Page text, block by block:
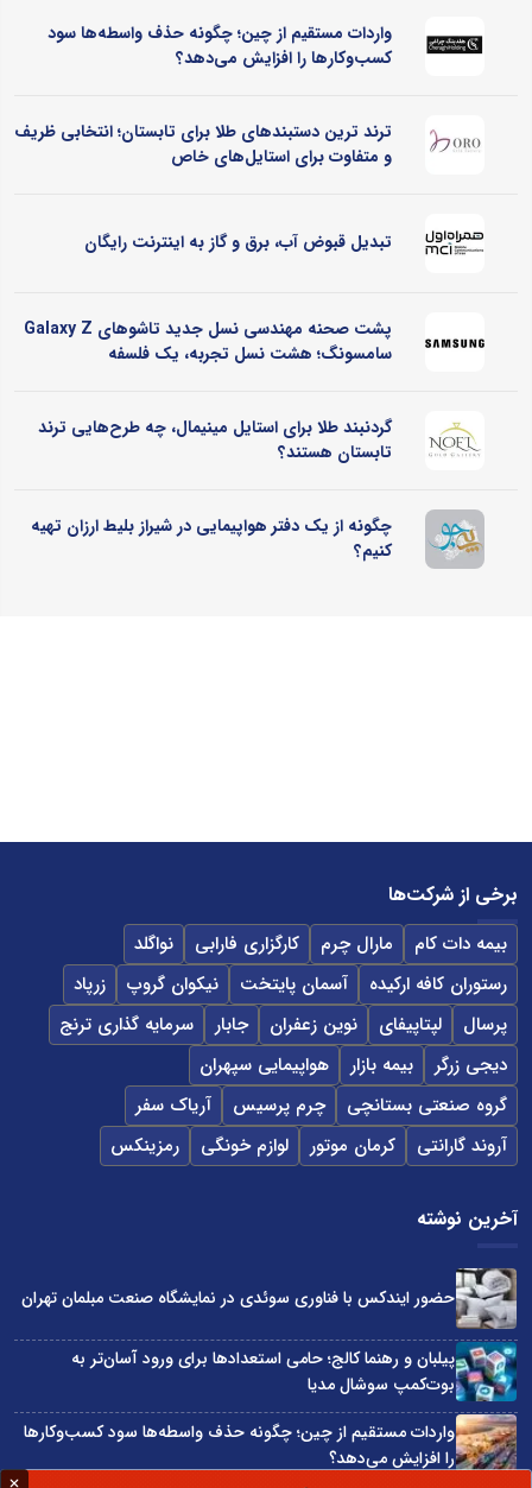
واردات مستقیم از چین؛ چگونه حذف واسطه‌ها سود
کسب‌وکارها را افزایش می‌دهد؟
ترند ترین دستبندهای طلا برای تابستان؛ انتخابی ظریف
و متفاوت برای استایل‌های خاص
تبدیل قبوض آب، برق و گاز به اینترنت رایگان
پشت صحنه مهندسی نسل جدید تاشوهای Galaxy Z
سامسونگ؛ هشت نسل تجربه، یک فلسفه
گردنبند طلا برای استایل مینیمال، چه طرح‌هایی ترند
تابستان هستند؟
چگونه از یک دفتر هواپیمایی در شیراز بلیط ارزان تهیه
کنیم؟
برخی از شرکت‌ها
بیمه دات کام مارال چرم کارگزاری فارابی
نواگلد
رستوران کافه ارکیده
آسمان پایتخت نیکوان گروپ
زرپاد
پرسال
لپتاپیفای نوین زعفران جابار
سرمایه گذاری ترنج
دیجی زرگر
بیمه بازار
هواپیمایی سپهران
گروه صنعتی بستانچی
چرم پرسیس
آریاک سفر
آروند گارانتی
کرمان موتور لوازم خونگی رمزینکس
آخرین نوشته
حضور ایندکس با فناوری سوئدی در نمایشگاه صنعت مبلمان تهران
پیلبان و رهنما کالج؛ حامی استعدادها برای ورود آسان‌تر به
بوت‌کمپ سوشال مدیا
واردات مستقیم از چین؛ چگونه حذف واسطه‌ها سود کسب‌وکارها
را افزایش می‌دهد؟